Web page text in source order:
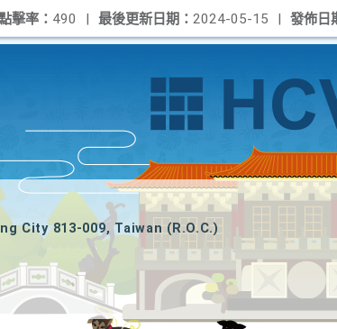
發佈日
最後更新日期： 2024-05-15 |
擊率： 490 |
City 813-009, Taiwan (R.O.C.)